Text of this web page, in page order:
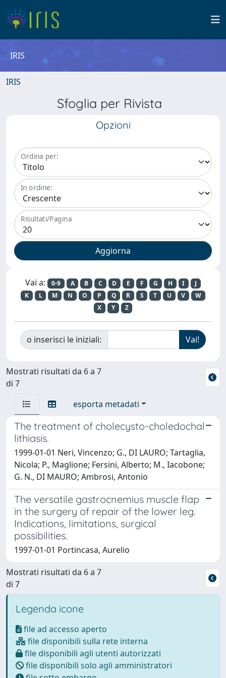
IRIS
IRIS
Sfoglia per Rivista
Opzioni
Ordina per:
In ordine:
Risultati/Pagina
Vai a: 0-9 A B C D E F G H I
J
K
L M N O P Q R S T U V
W
X
Y Z
o inserisci le iniziali:
Mostrati risultati da 6 a 7
di 7
esporta metadati
The treatment of cholecysto-choledochal
lithiasis.
1999-01-01 Neri, Vincenzo; G., DI LAURO; Tartaglia,
Nicola; P., Maglione; Fersini, Alberto; M., Iacobone;
G. N., DI MAURO; Ambrosi, Antonio
The versatile gastrocnemius muscle flap
in the surgery of repair of the lower leg.
Indications, limitations, surgical
possibilities.
1997-01-01 Portincasa, Aurelio
Mostrati risultati da 6 a 7
di 7
Legenda icone
file ad accesso aperto
file disponibili sulla rete interna
file disponibili agli utenti autorizzati
file disponibili solo agli amministratori